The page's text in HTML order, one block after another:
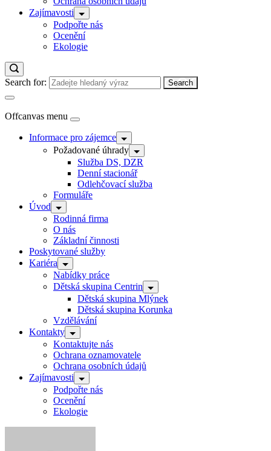
Zajímavosti
Podpořte nás
Ocenění
Ekologie
Search for:
Offcanvas menu
Informace pro zájemce
Požadované úhrady
Služba DS, DZR
Denní stacionář
Odlehčovací služba
Formuláře
Úvod
Rodinná firma
O nás
Základní činnosti
Poskytované služby
Kariéra
Nabídky práce
Dětská skupina Centrin
Dětská skupina Mlýnek
Dětská skupina Korunka
Vzdělávání
Kontakty
Kontaktujte nás
Ochrana oznamovatele
Ochrana osobních údajů
Zajímavosti
Podpořte nás
Ocenění
Ekologie